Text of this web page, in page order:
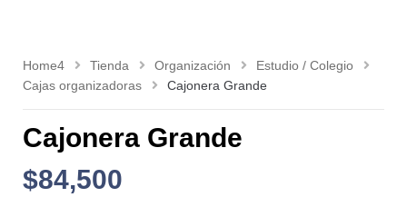
Home4 Tienda Organización
Estudio / Colegio
Cajas organizadoras
Cajonera Grande
Cajonera Grande
$84,500